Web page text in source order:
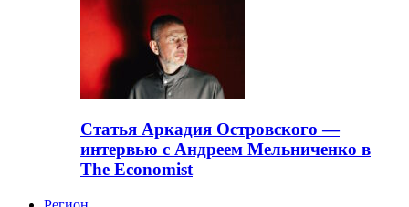
Статья Аркадия Островского —
интервью с Андреем Мельниченко в
The Economist